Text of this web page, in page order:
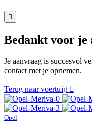
Bedankt voor je
Je aanvraag is succesvol
contact met je opnemen.
Terug naar voertuig
Opel